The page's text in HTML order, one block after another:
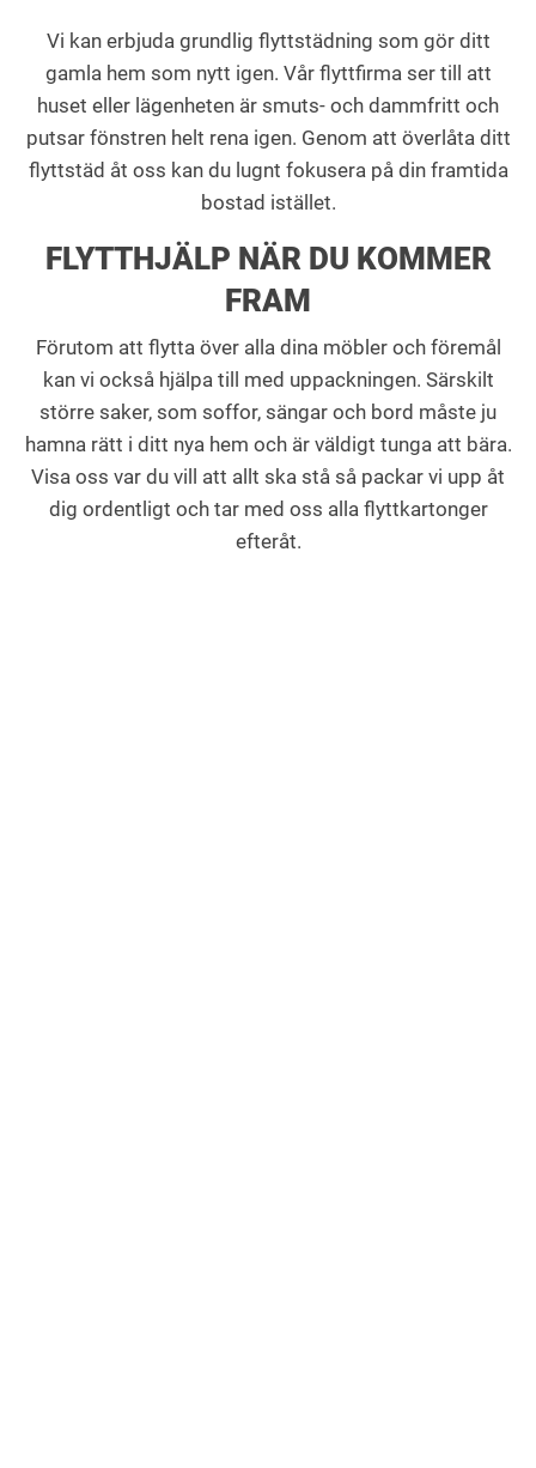
Vi kan erbjuda grundlig flyttstädning som gör ditt
gamla hem som nytt igen. Vår flyttfirma ser till att
huset eller lägenheten är smuts- och dammfritt och
putsar fönstren helt rena igen. Genom att överlåta ditt
flyttstäd åt oss kan du lugnt fokusera på din framtida
bostad istället.
FLYTTHJÄLP NÄR DU KOMMER
FRAM
Förutom att flytta över alla dina möbler och föremål
kan vi också hjälpa till med uppackningen. Särskilt
större saker, som soffor, sängar och bord måste ju
hamna rätt i ditt nya hem och är väldigt tunga att bära.
Visa oss var du vill att allt ska stå så packar vi upp åt
dig ordentligt och tar med oss alla flyttkartonger
efteråt.